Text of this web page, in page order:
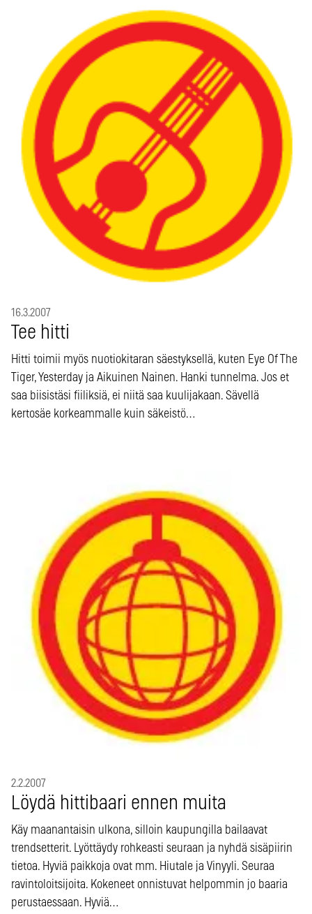
16.3.2007
Tee hitti
Hitti toimii myös nuotiokitaran säestyksellä, kuten Eye Of The
Tiger, Yesterday ja Aikuinen Nainen. Hanki tunnelma. Jos et
saa biisistäsi fiiliksiä, ei niitä saa kuulijakaan. Sävellä
kertosäe korkeammalle kuin säkeistö…
2.2.2007
Löydä hittibaari ennen muita
Käy maanantaisin ulkona, silloin kaupungilla bailaavat
trendsetterit. Lyöttäydy rohkeasti seuraan ja nyhdä sisäpiirin
tietoa. Hyviä paikkoja ovat mm. Hiutale ja Vinyyli. Seuraa
ravintoloitsijoita. Kokeneet onnistuvat helpommin jo baaria
perustaessaan. Hyviä…